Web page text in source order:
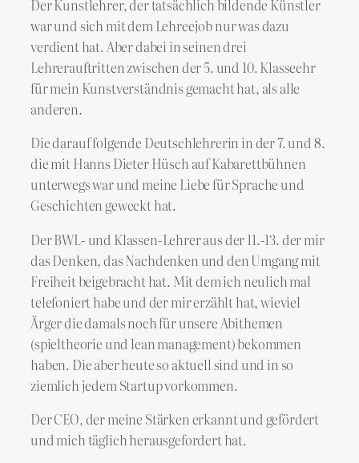
Der Kunstlehrer, der tatsächlich bildende Künstler
war und sich mit dem Lehreejob nur was dazu
verdient hat. Aber dabei in seinen drei
Lehrerauftritten zwischen der 5. und 10. Klasseehr
für mein Kunstverständnis gemacht hat, als alle
anderen.
Die darauf folgende Deutschlehrerin in der 7. und 8.
die mit Hanns Dieter Hüsch auf Kabarettbühnen
unterwegs war und meine Liebe für Sprache und
Geschichten geweckt hat.
Der BWL- und Klassen-Lehrer aus der 11.-13. der mir
das Denken, das Nachdenken und den Umgang mit
Freiheit beigebracht hat. Mit dem ich neulich mal
telefoniert habe und der mir erzählt hat, wieviel
Ärger die damals noch für unsere Abithemen
(spieltheorie und lean management) bekommen
haben. Die aber heute so aktuell sind und in so
ziemlich jedem Startup vorkommen.
Der CEO, der meine Stärken erkannt und gefördert
und mich täglich herausgefordert hat.